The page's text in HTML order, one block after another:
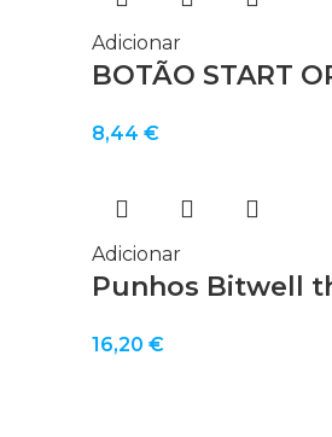
Adicionar
BOTÃO START
8,44 €
Adicionar
Punhos Bitwell
16,20 €